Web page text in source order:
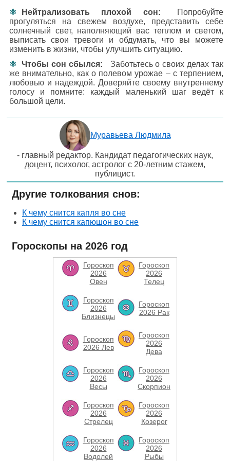
Нейтрализовать плохой сон:
Попробуйте
прогуляться на свежем воздухе, представить себе
солнечный свет, наполняющий вас теплом и светом,
выписать свои тревоги и обдумать, что вы можете
изменить в жизни, чтобы улучшить ситуацию.
Чтобы сон сбылся:
Заботьтесь о своих делах так
же внимательно, как о полевом урожае – с терпением,
любовью и надеждой. Доверяйте своему внутреннему
голосу и помните: каждый маленький шаг ведёт к
большой цели.
Муравьева Людмила
- главный редактор. Кандидат педагогических наук,
доцент, психолог, астролог с 20-летним стажем,
публицист.
Другие толкования снов:
К чему снится капля во сне
К чему снится капюшон во сне
Гороскопы на 2026 год
Гороскоп
2026
Овен
Гороскоп
2026
Телец
Гороскоп
2026
Близнецы
Гороскоп
2026 Рак
Гороскоп
2026 Лев
Гороскоп
2026
Дева
Гороскоп
2026
Весы
Гороскоп
2026
Скорпион
Гороскоп
2026
Стрелец
Гороскоп
2026
Козерог
Гороскоп
2026
Водолей
Гороскоп
2026
Рыбы